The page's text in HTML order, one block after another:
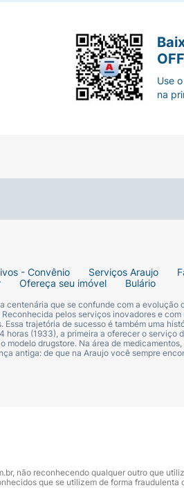
. É importante consumi-lo
idêntico ao natural.
- Convênio Serviços Araujo
Ofereça seu imóvel Bulário
centenária que se confunde com a evolução
pelos serviços inovadores e com
trajetória de sucesso é também uma
(1933), a primeira a oferecer o serviço
drugstore. Na área de
antiga: de que na Araujo você sempre
Use
na
não reconhecendo qualquer outro que
que se utilizem de forma fraudulenta